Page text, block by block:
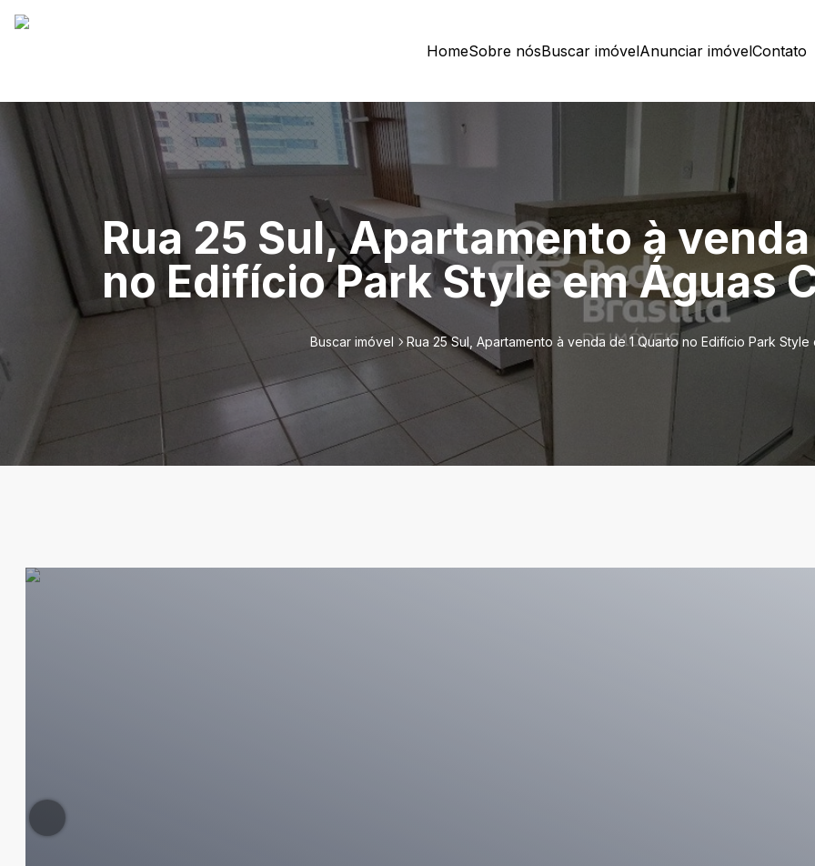
HomeSobre nósBuscar imóvelAnunciar imóvelContato
Rua 25 Sul, Apartamento à
no Edifício Park Style em Águas
Buscar imóvel Rua 25 Sul, Apartamento à venda de 1 Quarto no Edifício Park Style